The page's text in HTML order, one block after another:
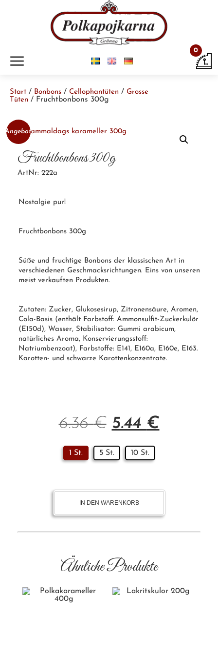
m 0
Start / Bonbons / Cellophantüten / Grosse
Tüten / Fruchtbonbons 300g
Angebot!
Fruchtbonbons 300g
ArtNr: 222a
Nostalgie pur!
Fruchtbonbons 300g
Süße und fruchtige Bonbons der klassischen Art in
verschiedenen Geschmacksrichtungen. Eins von unseren
meist verkauften Produkten.
Zutaten: Zucker, Glukosesirup, Zitronensäure, Aromen,
Cola-Basis (enthält Farbstoff: Ammonsulfit-Zuckerkulör
(E150d), Wasser, Stabilisator: Gummi arabicum,
natürliches Aroma, Konservierungsstoff:
Natriumbenzoat), Farbstoffe: E141, E160a, E160e, E163.
Karotten- und schwarze Karottenkonzentrate.
6.36€ 5.44 €
1 St. 5 St. 10 St.
IN DEN WARENKORB
Ähnliche Produkte